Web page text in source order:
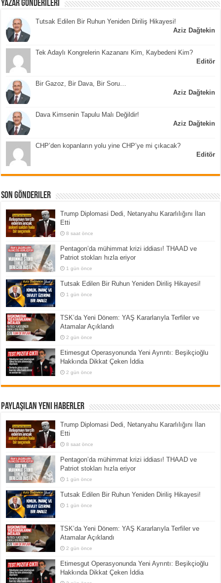
Yazar Gönderileri
Tutsak Edilen Bir Ruhun Yeniden Diriliş Hikayesi!
Aziz Dağtekin
Tek Adaylı Kongrelerin Kazananı Kim, Kaybedeni Kim?
Editör
Bir Gazoz, Bir Dava, Bir Soru…
Aziz Dağtekin
Dava Kimsenin Tapulu Malı Değildir!
Aziz Dağtekin
CHP’den kopanların yolu yine CHP’ye mi çıkacak?
Editör
Son Gönderiler
Trump Diplomasi Dedi, Netanyahu Kararlılığını İlan
Etti
8 saat önce
Pentagon’da mühimmat krizi iddiası! THAAD ve
Patriot stokları hızla eriyor
1 gün önce
Tutsak Edilen Bir Ruhun Yeniden Diriliş Hikayesi!
1 gün önce
TSK’da Yeni Dönem: YAŞ Kararlarıyla Terfiler ve
Atamalar Açıklandı
2 gün önce
Etimesgut Operasyonunda Yeni Ayrıntı: Beşikçioğlu
Hakkında Dikkat Çeken İddia
2 gün önce
Paylaşılan Yeni Haberler
Trump Diplomasi Dedi, Netanyahu Kararlılığını İlan
Etti
8 saat önce
Pentagon’da mühimmat krizi iddiası! THAAD ve
Patriot stokları hızla eriyor
1 gün önce
Tutsak Edilen Bir Ruhun Yeniden Diriliş Hikayesi!
1 gün önce
TSK’da Yeni Dönem: YAŞ Kararlarıyla Terfiler ve
Atamalar Açıklandı
2 gün önce
Etimesgut Operasyonunda Yeni Ayrıntı: Beşikçioğlu
Hakkında Dikkat Çeken İddia